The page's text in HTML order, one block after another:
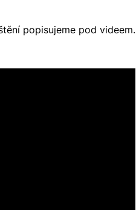
popisujeme pod videem.